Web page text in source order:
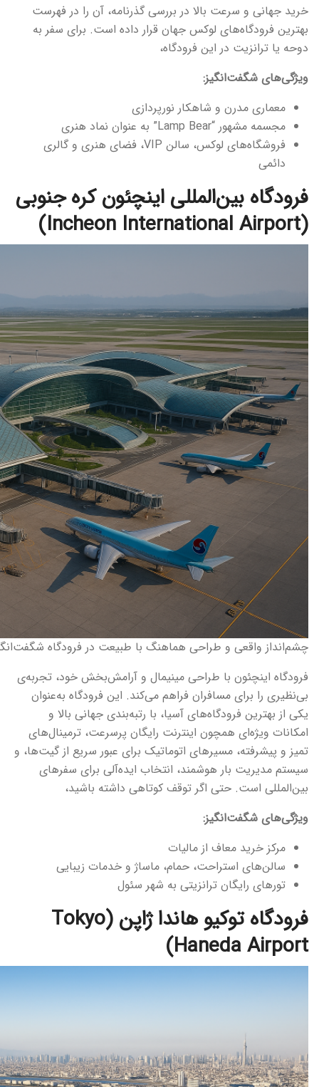
خرید جهانی و سرعت بالا در بررسی گذرنامه، آن را در فهرست
بهترین فرودگاه‌های لوکس جهان قرار داده است. برای سفر به
دوحه یا ترانزیت در این فرودگاه،
ویژگی‌های شگفت‌انگیز:
معماری مدرن و شاهکار نورپردازی
مجسمه مشهور “Lamp Bear” به عنوان نماد هنری
فروشگاه‌های لوکس، سالن VIP، فضای هنری و گالری
دائمی
فرودگاه بین‌المللی اینچئون کره جنوبی
(Incheon International Airport)
چشم‌انداز واقعی و طراحی هماهنگ با طبیعت در فرودگاه
فرودگاه اینچئون با طراحی مینیمال و آرامش‌بخش خود، تجربه‌ی
بی‌نظیری را برای مسافران فراهم می‌کند. این فرودگاه به‌عنوان
یکی از بهترین فرودگاه‌های آسیا، با رتبه‌بندی جهانی بالا و
امکانات ویژه‌ای همچون اینترنت رایگان پرسرعت، ترمینال‌های
تمیز و پیشرفته، مسیرهای اتوماتیک برای عبور سریع از گیت‌ها، و
سیستم مدیریت بار هوشمند، انتخاب ایده‌آلی برای سفرهای
بین‌المللی است. حتی اگر توقف کوتاهی داشته باشید،
ویژگی‌های شگفت‌انگیز:
مرکز خرید معاف از مالیات
سالن‌های استراحت، حمام، ماساژ و خدمات زیبایی
تورهای رایگان ترانزیتی به شهر سئول
فرودگاه توکیو هاندا ژاپن (Tokyo
Haneda Airport)